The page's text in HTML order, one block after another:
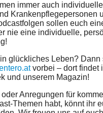
immer auch
Krankenpflegepersonen
sollen euch
nie eine individuelle,
glückliches Leben? Dann
vorbei – dort findet
und unserem Magazin!
Anregungen für
Themen habt, könnt ihr